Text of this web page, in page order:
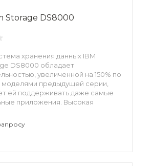
Storage DS8000
хранения данных IBM
DS8000 обладает
увеличенной на 150% по
предыдущей серии,
ей поддерживать даже самые
приложения. Высокая
идеальным решением для